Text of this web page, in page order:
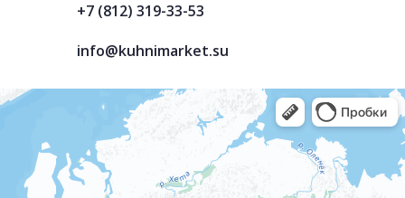
+7 (812) 319-33-53
info@kuhnimarket.su